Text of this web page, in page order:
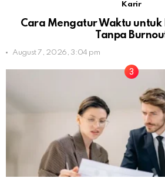
Karir
Cara Mengatur Waktu untuk
Tanpa
August 7, 2026, 3:04 pm